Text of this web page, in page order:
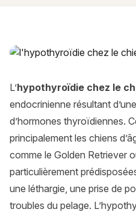
L’hypothyroïdie chez le
L’hypothyroïdie chez le
endocrinienne résultant
d’hormones thyroïdiennes.
principalement les chiens
comme le Golden Retriever
particulièrement
une léthargie, une prise de
troubles du pelage.